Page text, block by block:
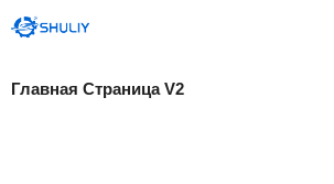
Главная Страница V2